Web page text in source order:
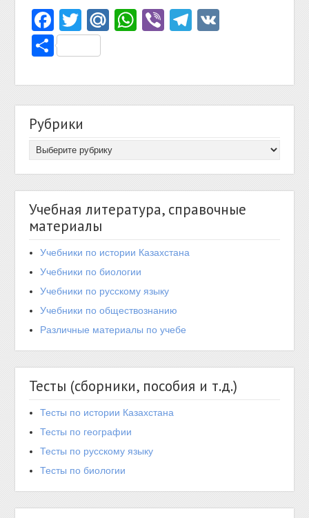
Facebook
TwitterMail.Ru
WhatsApp
ViberTelegram
Отправить
Рубрики
Учебная литература, справочные
материалы
Учебники по истории Казахстана
Учебники по биологии
Учебники по русскому языку
Учебники по обществознанию
Различные материалы по учебе
Тесты (сборники, пособия и т.д.)
Тесты по истории Казахстана
Тесты по географии
Тесты по русскому языку
Тесты по биологии